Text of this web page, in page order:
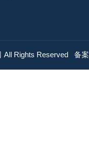
All Rights Reserved 备